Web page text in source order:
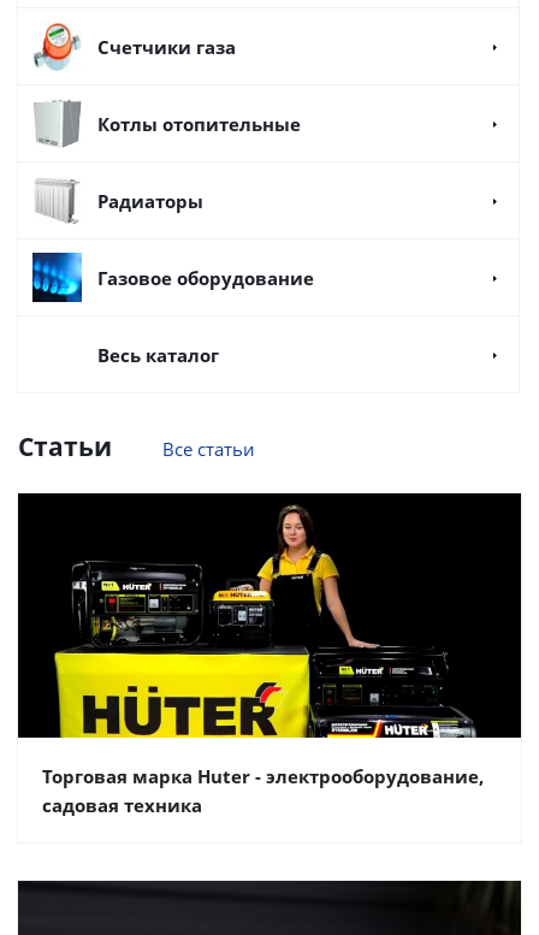
Счетчики газа
Котлы отопительные
Радиаторы
Газовое оборудование
Весь каталог
Статьи Все статьи
Торговая марка Huter - электрооборудование,
садовая техника